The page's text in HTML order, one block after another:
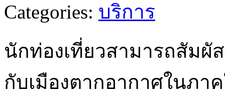
Categories: บริการ
นักท่องเที่ยวสามารถสัมผั
กับเมืองตากอากาศในภา